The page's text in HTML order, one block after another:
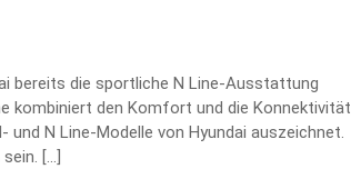
bereits die sportliche N Line-Ausstattung
kombiniert den Komfort und die Konnektivität
N Line-Modelle von Hyundai auszeichnet.
[…]